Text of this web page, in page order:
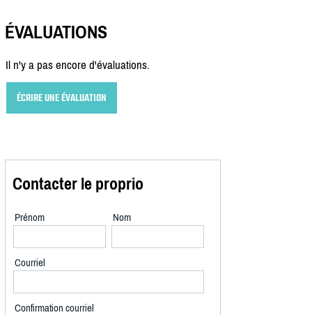
ÉVALUATIONS
Il n'y a pas encore d'évaluations.
ÉCRIRE UNE ÉVALUATION
Contacter le proprio
Prénom Nom
Courriel
Confirmation courriel